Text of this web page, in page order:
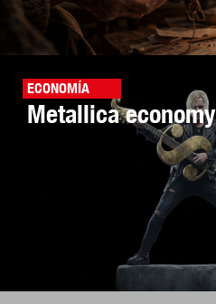
ECONOMÍA
Metallica economy